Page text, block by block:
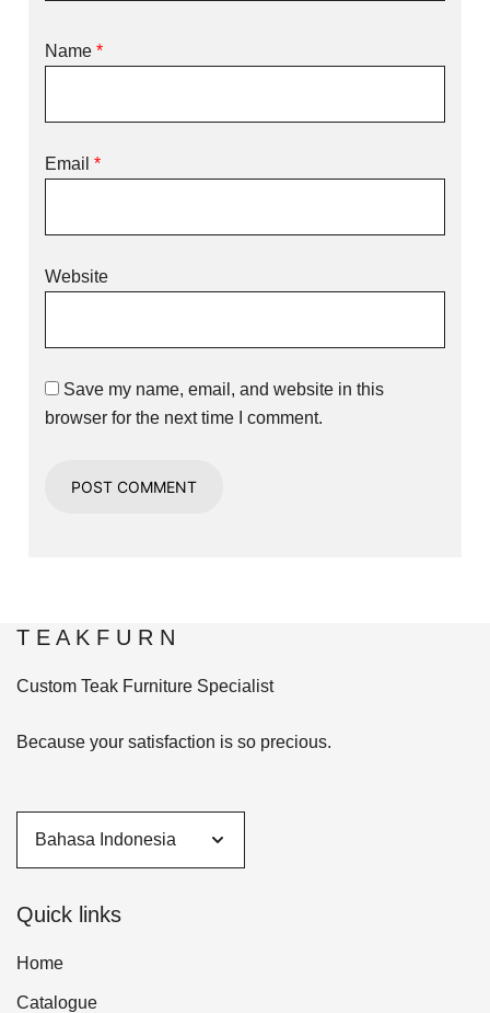
Name*
Email*
Website
Save my name, email, and website in this
browser for the next time I comment.
T E A K F U R N
Custom Teak Furniture Specialist
Because your satisfaction is so precious.
Quick links
Home
Catalogue